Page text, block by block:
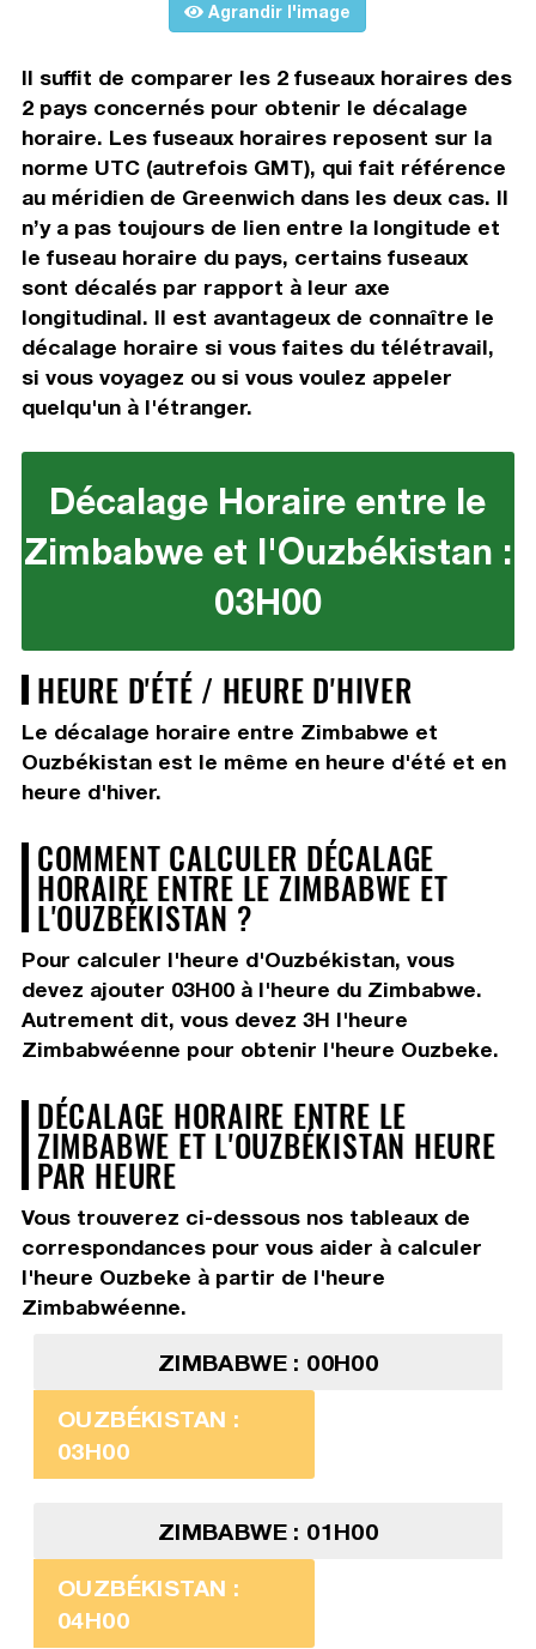
Agrandir l'image
Il suffit de comparer les 2 fuseaux horaires des
2 pays concernés pour obtenir le décalage
horaire. Les fuseaux horaires reposent sur la
norme UTC (autrefois GMT), qui fait référence
au méridien de Greenwich dans les deux cas. Il
n’y a pas toujours de lien entre la longitude et
le fuseau horaire du pays, certains fuseaux
sont décalés par rapport à leur axe
longitudinal. Il est avantageux de connaître le
décalage horaire si vous faites du télétravail,
si vous voyagez ou si vous voulez appeler
quelqu'un à l'étranger.
Décalage Horaire entre le
Zimbabwe et l'Ouzbékistan :
03H00
HEURE D'ÉTÉ / HEURE D'HIVER
Le décalage horaire entre Zimbabwe et
Ouzbékistan est le même en heure d'été et en
heure d'hiver.
COMMENT CALCULER DÉCALAGE
HORAIRE ENTRE LE ZIMBABWE ET
L'OUZBÉKISTAN ?
Pour calculer l'heure d'Ouzbékistan, vous
devez ajouter 03H00à l'heure du Zimbabwe.
Autrement dit, vous devez 3H l'heure
Zimbabwéenne pour obtenir l'heure Ouzbeke.
DÉCALAGE HORAIRE ENTRE LE
ZIMBABWE ET L'OUZBÉKISTAN HEURE
PAR HEURE
Vous trouverez ci-dessous nos tableaux de
correspondances pour vous aider à calculer
l'heure Ouzbeke à partir de l'heure
Zimbabwéenne.
ZIMBABWE : 00H00
OUZBÉKISTAN :
03H00
ZIMBABWE : 01H00
OUZBÉKISTAN :
04H00